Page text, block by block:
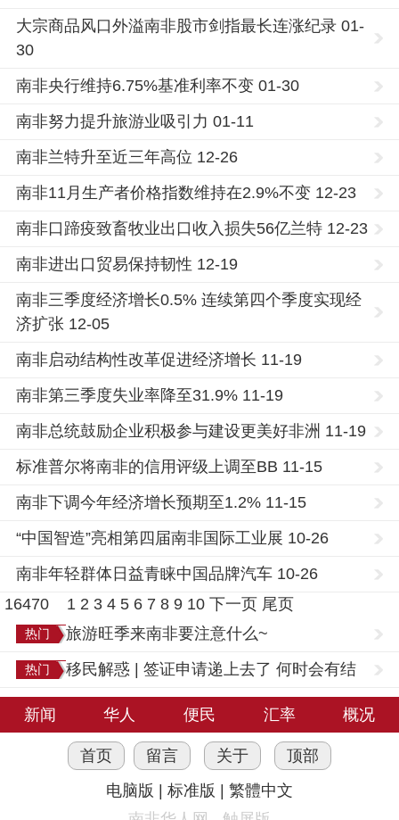
大宗商品风口外溢南非股市剑指最长连涨纪录 01-
30
南非央行维持6.75%基准利率不变 01-30
南非努力提升旅游业吸引力 01-11
南非兰特升至近三年高位 12-26
南非11月生产者价格指数维持在2.9%不变 12-23
南非口蹄疫致畜牧业出口收入损失56亿兰特 12-23
南非进出口贸易保持韧性 12-19
南非三季度经济增长0.5% 连续第四个季度实现经
济扩张 12-05
南非启动结构性改革促进经济增长 11-19
南非第三季度失业率降至31.9% 11-19
南非总统鼓励企业积极参与建设更美好非洲 11-19
标准普尔将南非的信用评级上调至BB 11-15
南非下调今年经济增长预期至1.2% 11-15
“中国智造”亮相第四届南非国际工业展 10-26
南非年轻群体日益青睐中国品牌汽车 10-26
16470
1 2 3 4 5 6 7 8 9 10 下一页 尾页
热门 旅游旺季来南非要注意什么~
热门
移民解惑 | 签证申请递上去了 何时会有结
果？
新闻
华人 便民 汇率 概况
首页 留言 关于
顶部
电脑版
标准版
繁體中文